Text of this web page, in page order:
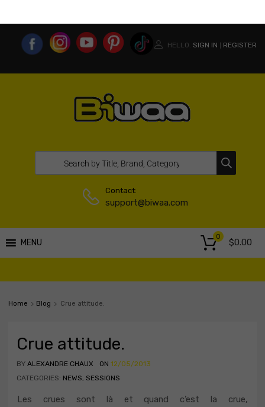
HELLO. SIGN IN REGISTER
Contact:
support@biwaa.com
MENU $0.00
0
Home Blog Crue attitude.
Crue attitude.
BY ALEXANDRE CHAUX ON 12/05/2013
CATEGORIES: NEWS SESSIONS
Les crues sont là et quand c’est la crue,